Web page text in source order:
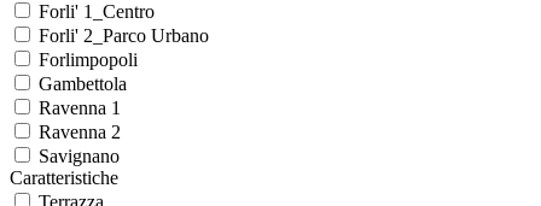
Forli' 1_Centro
Forli' 2_Parco Urbano
Forlimpopoli
Gambettola
Ravenna 1
Ravenna 2
Savignano
Caratteristiche